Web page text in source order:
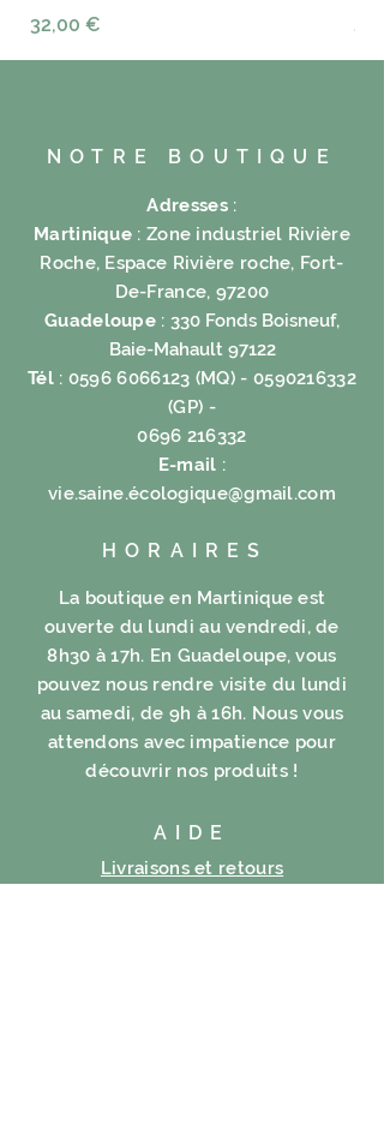
Prix
32,00 €
Prix
NOTRE BOUTIQUE
Adresses:
Martinique : Zone industriel Rivière
Roche, Espace Rivière roche, Fort-
De-France, 97200
Guadeloupe : 330 Fonds Boisneuf,
Baie-Mahault 97122
Tél: 0596 6066123 (MQ) - 0590216332
(GP) -
0696 216332
E-mail :
vie.saine.écologique@gmail.com
HORAIRES
La boutique en Martinique est
ouverte du lundi au vendredi, de
8h30 à 17h. En Guadeloupe, vous
pouvez nous rendre visite du lundi
au samedi, de 9h à 16h. Nous vous
attendons avec impatience pour
découvrir nos produits !
AIDE
Livraisons et retours